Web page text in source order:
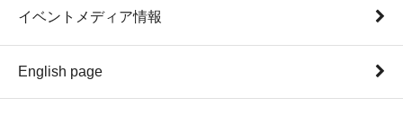
イベントメディア情報
English page